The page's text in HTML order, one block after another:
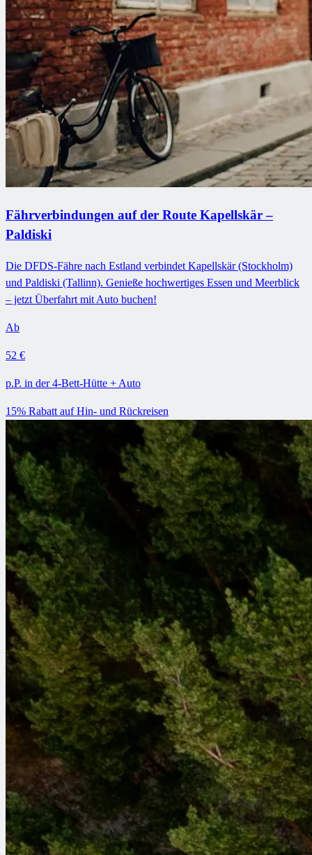
Fährverbindungen auf der Route Kapellskär –
Paldiski
Die DFDS-Fähre nach Estland verbindet Kapellskär (Stockholm)
und Paldiski (Tallinn). Genieße hochwertiges Essen und Meerblick
– jetzt Überfahrt mit Auto buchen!
Ab
52 €
p.P. in der 4-Bett-Hütte + Auto
15% Rabatt auf Hin- und Rückreisen